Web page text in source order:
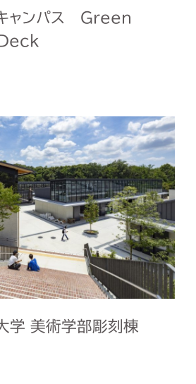
ャンパス Green
学 美術学部彫刻棟